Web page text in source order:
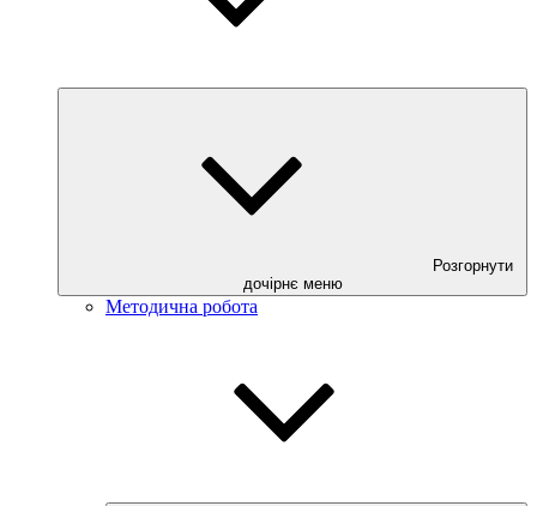
Розгорнути
дочірнє меню
Методична робота